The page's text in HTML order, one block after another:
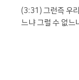
(3:31) 그런즉 우
느냐 그럴 수 없느